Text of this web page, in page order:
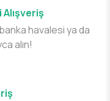
havalesi ya da
alın!